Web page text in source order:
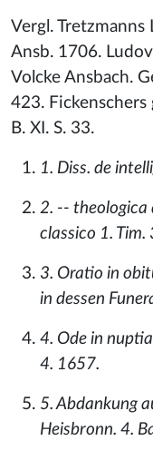
Vergl. Tretzmanns
Ansb. 1706.
Volcke Ansbach.
423. Fickenschers
B. XI. S. 33.
1. Diss. de
2. -- theologica
classico 1.
3. Oratio in
in dessen
4. Ode in
4. 1657.
5. Abdankung
Heisbronn. 4.